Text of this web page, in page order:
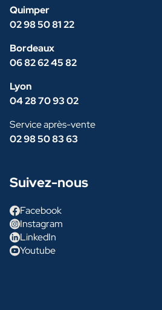
Quimper
02 98 50 81 22
Bordeaux
06 82 62 45 82
Lyon
04 28 70 93 02
Service après-vente
02 98 50 83 63
Suivez-nous
Facebook
Instagram
LinkedIn
Youtube